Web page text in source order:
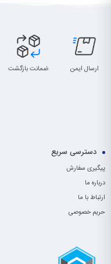
ارسال ایمن ضمانت بازگشت
دسترسی سریع
پیگیری سفارش
درباره ما
ارتباط با ما
حریم خصوصی